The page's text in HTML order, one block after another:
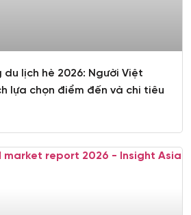
du lịch hè 2026: Người Việt
lựa chọn điểm đến và chi tiêu